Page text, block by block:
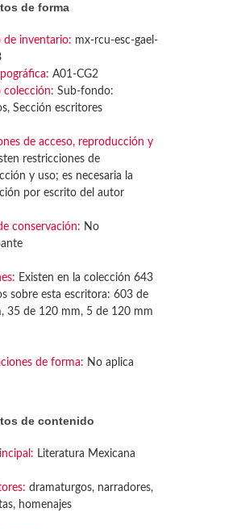
de forma
de inventario: mx-rcu-esc-gael-
A01-CG2
colección: Sub-fondo:
Sección escritores
de acceso, reproducción y
restricciones de
y uso; es necesaria la
por escrito del autor
conservación: No
Existen en la colección 643
sobre esta escritora: 603 de
35 de 120 mm, 5 de 120 mm
de forma: No aplica
de contenido
Literatura Mexicana
dramaturgos, narradores,
homenajes